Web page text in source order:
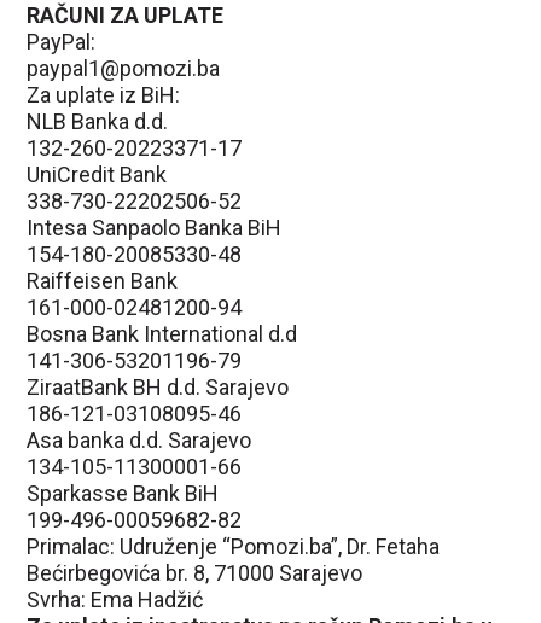
RAČUNI ZA UPLATE
PayPal:
paypal1@pomozi.ba
Za uplate iz BiH:
NLB Banka d.d.
132-260-20223371-17
UniCredit Bank
338-730-22202506-52
Intesa Sanpaolo Banka BiH
154-180-20085330-48
Raiffeisen Bank
161-000-02481200-94
Bosna Bank International d.d
141-306-53201196-79
ZiraatBank BH d.d. Sarajevo
186-121-03108095-46
Asa banka d.d. Sarajevo
134-105-11300001-66
Sparkasse Bank BiH
199-496-00059682-82
Primalac: Udruženje “Pomozi.ba”, Dr. Fetaha
Bećirbegovića br. 8, 71000 Sarajevo
Svrha: Ema Hadžić